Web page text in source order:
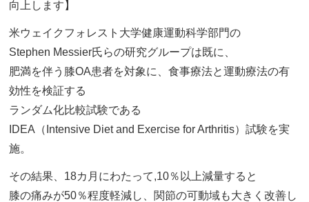
向上します】
米ウェイクフォレスト大学健康運動科学部門の
Stephen Messier氏らの研究グループは既に、
肥満を伴う膝OA患者を対象に、食事療法と運動療法の有
効性を検証する
ランダム化比較試験である
IDEA（Intensive Diet and Exercise for Arthritis）試験を実
施。
その結果、18カ月にわたって,10％以上減量すると
膝の痛みが50％程度軽減し、関節の可動域も大きく改善し